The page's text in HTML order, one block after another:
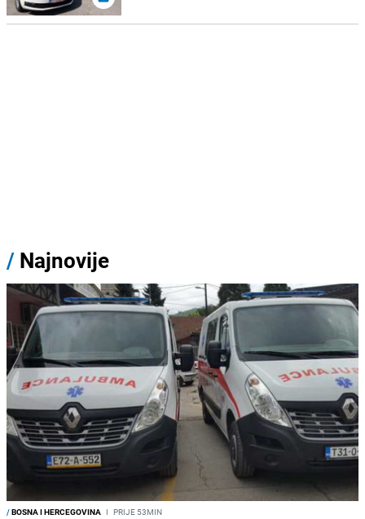
/ Najnovije
/BOSNA I HERCEGOVINA I PRIJE 53MIN